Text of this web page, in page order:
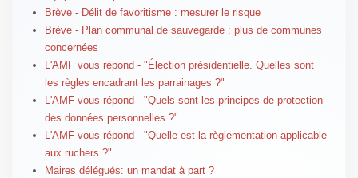
Brève - Délit de favoritisme : mesurer le risque
Brève - Plan communal de sauvegarde : plus de communes
concernées
L'AMF vous répond - "Élection présidentielle. Quelles sont
les règles encadrant les parrainages ?"
L'AMF vous répond - "Quels sont les principes de protection
des données personnelles ?"
L'AMF vous répond - "Quelle est la règlementation applicable
aux ruchers ?"
Maires délégués: un mandat à part ?